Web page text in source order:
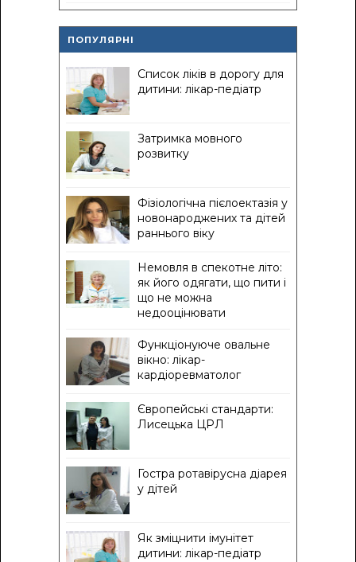
ПОПУЛЯРНІ
Список ліків в дорогу для
дитини: лікар-педіатр
Затримка мовного
розвитку
Фізіологічна пієлоектазія у
новонароджених та дітей
раннього віку
Немовля в спекотне літо:
як його одягати, що пити і
що не можна
недооцінювати
Функціонуюче овальне
вікно: лікар-
кардіоревматолог
Європейські стандарти:
Лисецька ЦРЛ
Гостра ротавірусна діарея
у дітей
Як зміцнити імунітет
дитини: лікар-педіатр